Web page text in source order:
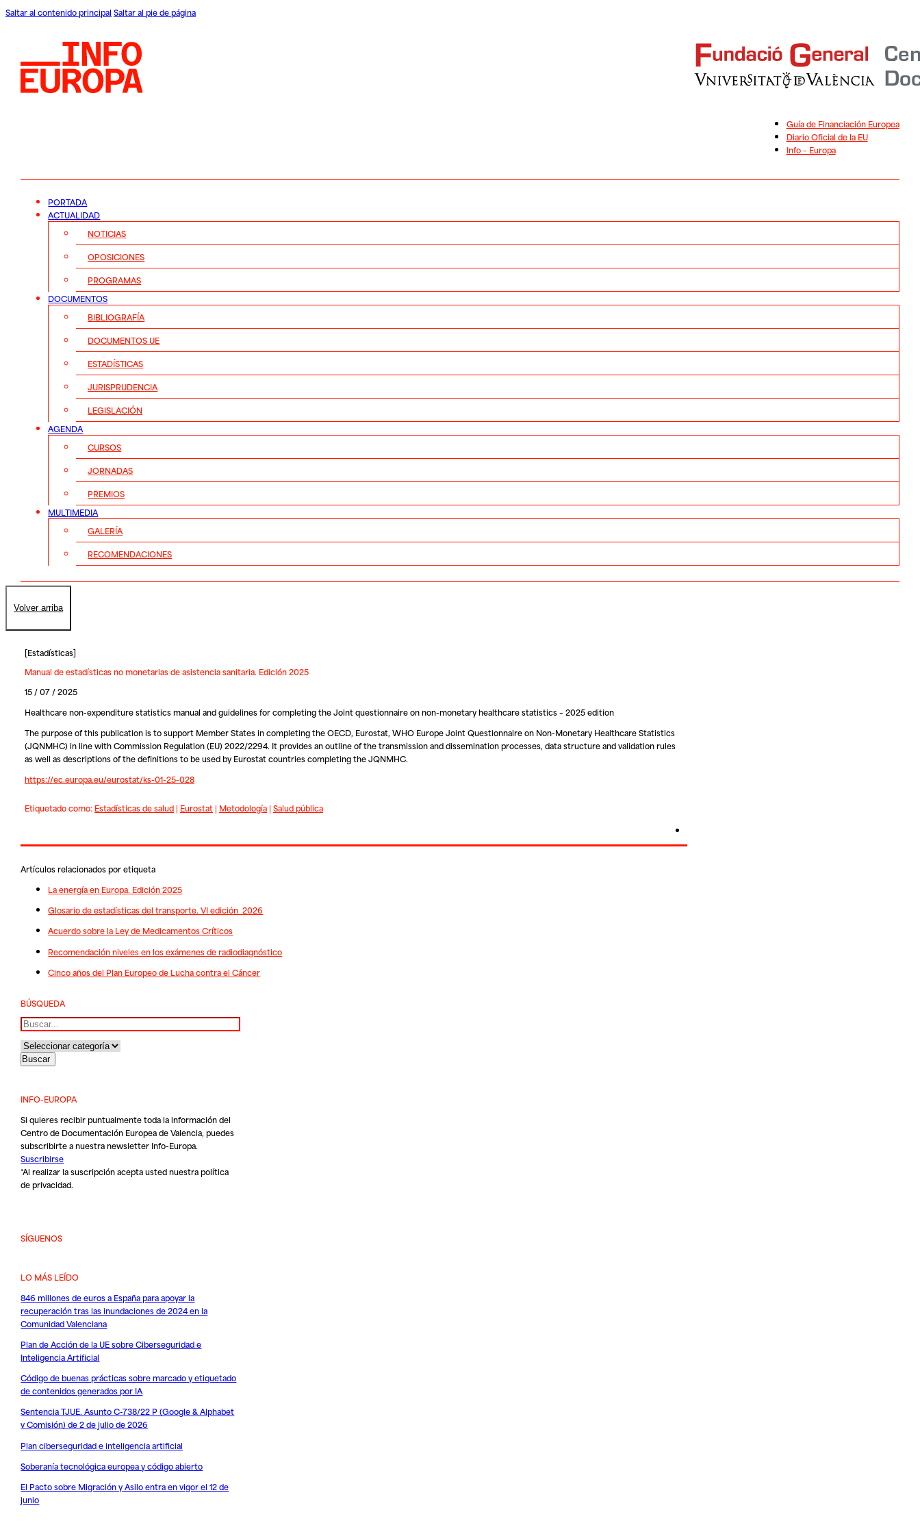
Saltar al contenido principal Saltar al pie de página
Guía de Financiación Europea
Diario Oficial de la EU
Info – Europa
PORTADA
ACTUALIDAD
NOTICIAS
OPOSICIONES
PROGRAMAS
DOCUMENTOS
BIBLIOGRAFÍA
DOCUMENTOS UE
ESTADÍSTICAS
JURISPRUDENCIA
LEGISLACIÓN
AGENDA
CURSOS
JORNADAS
PREMIOS
MULTIMEDIA
GALERÍA
RECOMENDACIONES
Volver arriba
[Estadísticas]
Manual de estadísticas no monetarias de asistencia sanitaria. Edición 2025
15 / 07 / 2025
Healthcare non-expenditure statistics manual and guidelines for completing the Joint questionnaire on non-monetary healthcare statistics – 2025 edition
The purpose of this publication is to support Member States in completing the OECD, Eurostat, WHO Europe Joint Questionnaire on Non-Monetary Healthcare Statistics
(JQNMHC) in line with Commission Regulation (EU) 2022/2294. It provides an outline of the transmission and dissemination processes, data structure and validation rules
as well as descriptions of the definitions to be used by Eurostat countries completing the JQNMHC.
https://ec.europa.eu/eurostat/ks-01-25-028
Etiquetado como: Estadísticas de salud| Eurostat| Metodología| Salud pública
Artículos relacionados por etiqueta
La energía en Europa. Edición 2025
Glosario de estadísticas del transporte. VI edición 2026
Acuerdo sobre la Ley de Medicamentos Críticos
Recomendación niveles en los exámenes de radiodiagnóstico
Cinco años del Plan Europeo de Lucha contra el Cáncer
BÚSQUEDA
Buscar
INFO-EUROPA
Si quieres recibir puntualmente toda la información del
Centro de Documentación Europea de Valencia, puedes
subscribirte a nuestra newsletter Info-Europa.
Suscribirse
*Al realizar la suscripción acepta usted nuestrapolítica
de privacidad.
SÍGUENOS
LO MÁS LEÍDO
846 millones de euros a España para apoyar la
recuperación tras las inundaciones de 2024 en la
Comunidad Valenciana
Plan de Acción de la UE sobre Ciberseguridad e
Inteligencia Artificial
Código de buenas prácticas sobre marcado y etiquetado
de contenidos generados por IA
Sentencia TJUE. Asunto C-738/22 P (Google & Alphabet
v Comisión) de 2 de julio de 2026
Plan ciberseguridad e inteligencia artificial
Soberanía tecnológica europea y código abierto
El Pacto sobre Migración y Asilo entra en vigor el 12 de
junio